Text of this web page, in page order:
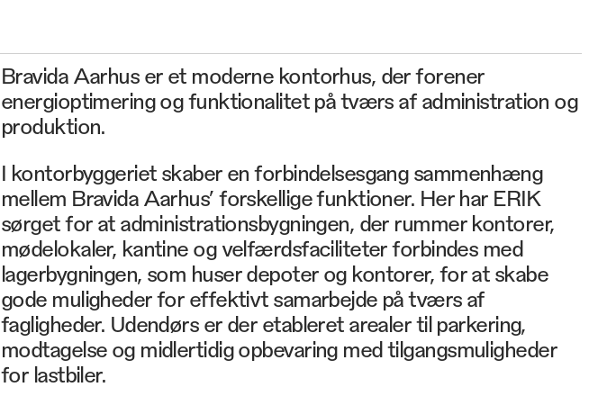
Bravida Aarhus er et moderne kontorhus, der forener
energioptimering og funktionalitet på tværs af administration og
produktion.
I kontorbyggeriet skaber en forbindelsesgang sammenhæng
mellem Bravida Aarhus’ forskellige funktioner. Her har ERIK
sørget for at administrationsbygningen, der rummer kontorer,
mødelokaler, kantine og velfærdsfaciliteter forbindes med
lagerbygningen, som huser depoter og kontorer, for at skabe
gode muligheder for effektivt samarbejde på tværs af
fagligheder. Udendørs er der etableret arealer til parkering,
modtagelse og midlertidig opbevaring med tilgangsmuligheder
for lastbiler.